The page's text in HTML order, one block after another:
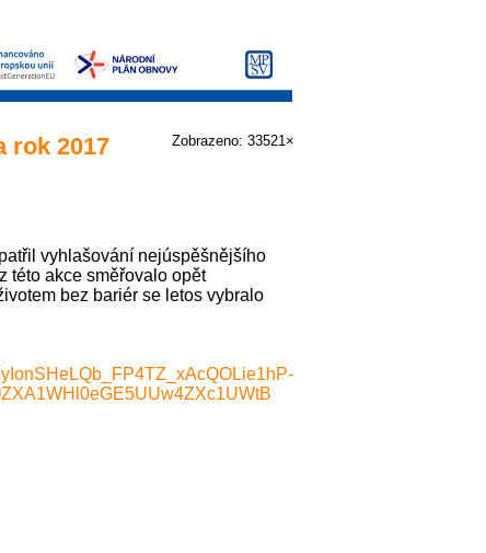
rok 2017 Zobrazeno: 33521×
vyhlašování nejúspěšnějšího
této akce směřovalo opět
bez bariér se letos vybralo